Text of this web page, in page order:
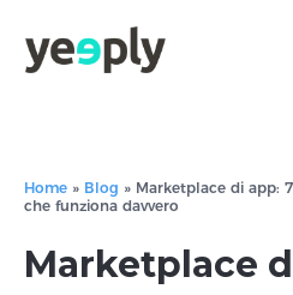
Home » Blog » Marketplace di app:
che funziona davvero
Marketplace